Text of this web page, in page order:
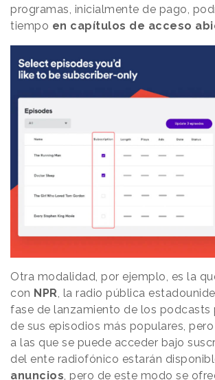
programas, inicialmente de pago,
tiempo en capítulos de acceso
Otra modalidad, por ejemplo, es la
con NPR , la radio pública
fase de lanzamiento de los podcasts
de sus episodios más populares,
a las que se puede acceder bajo
del ente radiofónico estarán
anuncios , pero de este modo se